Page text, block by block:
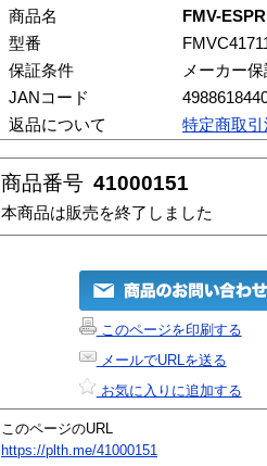
商品名
FMV-
型番
保証条件
メーカー
JANコード
返品について
特定商取
商品番号 41000151
本商品は販売を終了しました
このページを印刷する
メールでURLを送る
お気に入りに追加する
このページのURL
https://plth.me/41000151